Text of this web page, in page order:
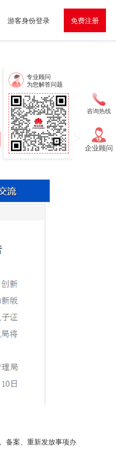
游客身份登录 免费注册
备案、重新发放事项办
咨询热线
企业顾问
专业顾问
为您解答问题